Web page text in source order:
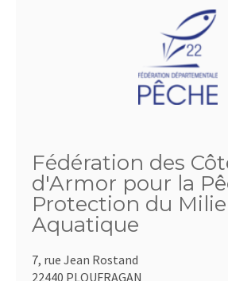
Fédération des
d'Armor pour la
Protection du
Aquatique
7, rue Jean Rostand
22440 PLOUFRAGAN